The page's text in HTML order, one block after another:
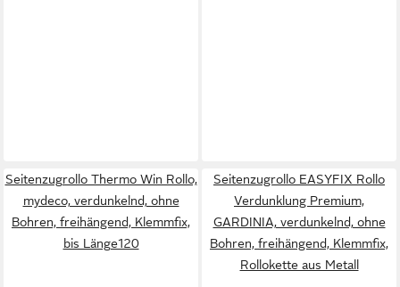
Seitenzugrollo Thermo Win Rollo,
mydeco, verdunkelnd, ohne
Bohren, freihängend, Klemmfix,
bis Länge120
Seitenzugrollo EASYFIX Rollo
Verdunklung Premium,
GARDINIA, verdunkelnd, ohne
Bohren, freihängend, Klemmfix,
Rollokette aus Metall